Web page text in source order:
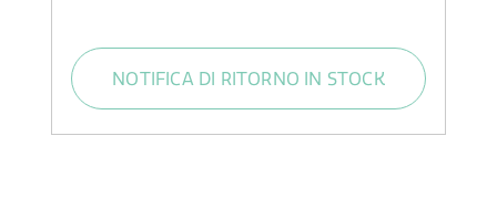
NOTIFICA DI RITORNO IN STOCK